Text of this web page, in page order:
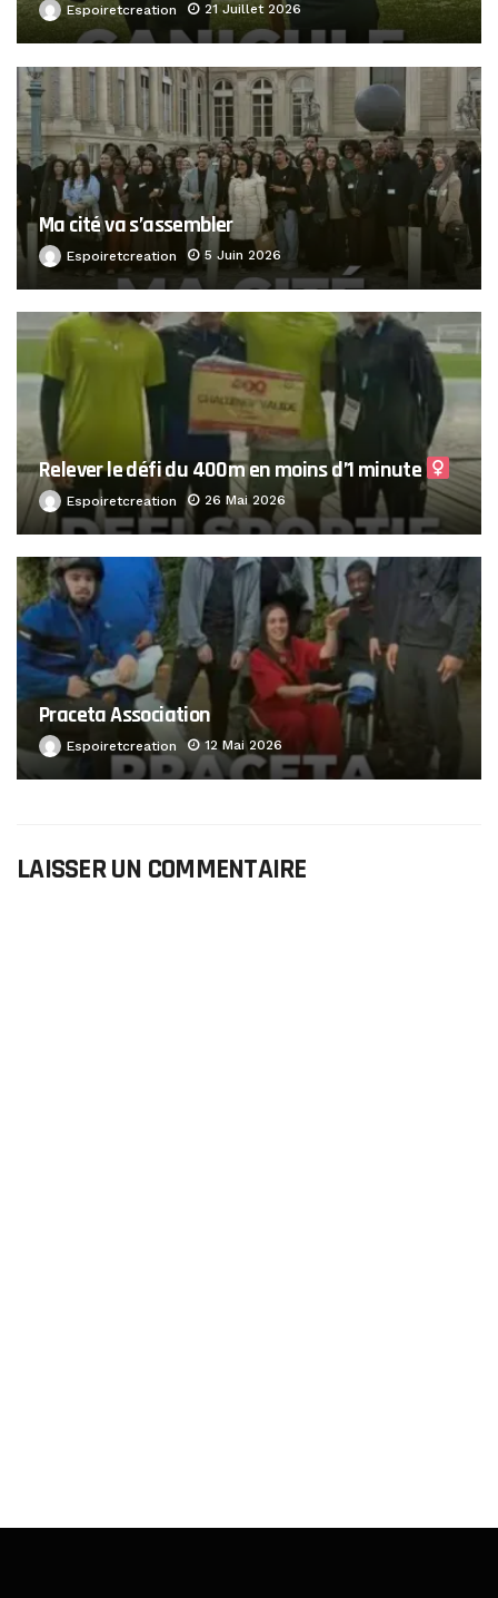
Espoiretcreation 21 Juillet 2026
Ma cité va s’assembler
Espoiretcreation 5 Juin 2026
Relever le défi du 400m en moins d’1 minute ‍
Espoiretcreation 26 Mai 2026
Praceta Association
Espoiretcreation 12 Mai 2026
LAISSER UN COMMENTAIRE